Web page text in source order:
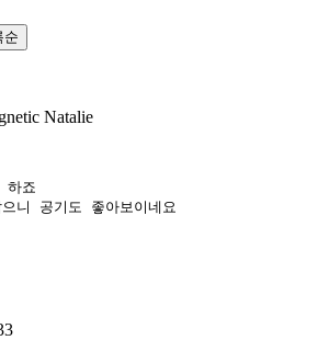
순
Natalie
하죠
니 공기도 좋아보이네요